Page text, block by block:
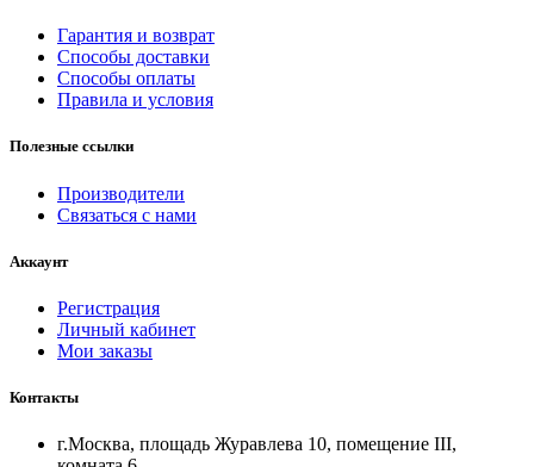
Гарантия и возврат
Способы доставки
Способы оплаты
Правила и условия
Полезные ссылки
Производители
Связаться с нами
Аккаунт
Регистрация
Личный кабинет
Мои заказы
Контакты
г.Москва, площадь Журавлева 10, помещение III,